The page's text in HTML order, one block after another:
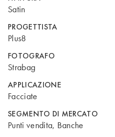
Satin
PROGETTISTA
Plus8
FOTOGRAFO
Strabag
APPLICAZIONE
Facciate
SEGMENTO DI MERCATO
Punti vendita, Banche